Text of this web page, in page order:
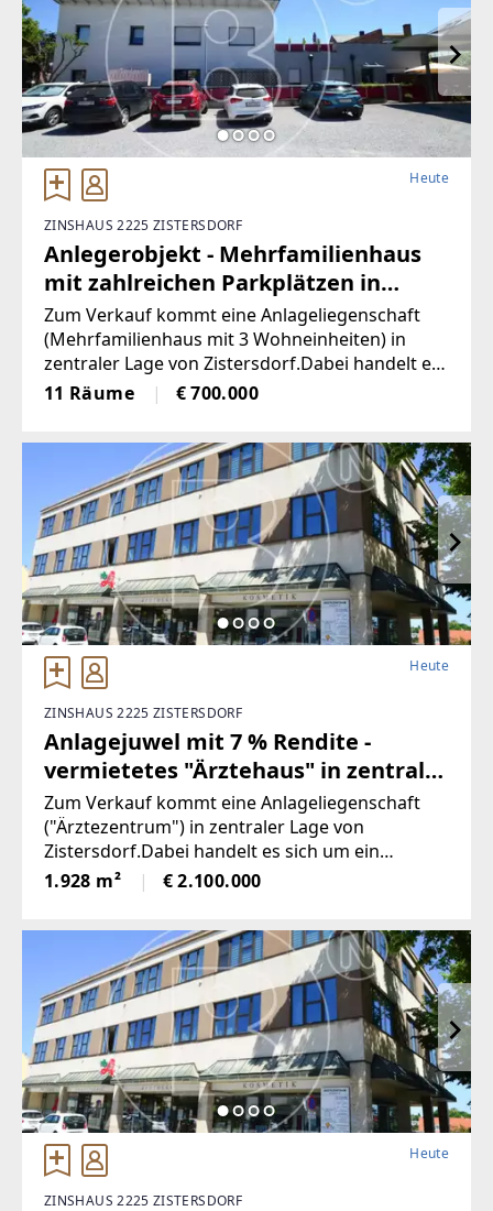
Heute
ZINSHAUS 2225 ZISTERSDORF
Anlegerobjekt - Mehrfamilienhaus
mit zahlreichen Parkplätzen in
Bestlage!
Zum Verkauf kommt eine Anlageliegenschaft
(Mehrfamilienhaus mit 3 Wohneinheiten) in
zentraler Lage von Zistersdorf.Dabei handelt es
sich um ein Grundstück mit ca. 893 m²,
11 Räume € 700.000
Heute
ZINSHAUS 2225 ZISTERSDORF
Anlagejuwel mit 7 % Rendite -
vermietetes "Ärztehaus" in zentraler
Lage von Zistersdorf!
Zum Verkauf kommt eine Anlageliegenschaft
("Ärztezentrum") in zentraler Lage von
Zistersdorf.Dabei handelt es sich um ein
Grundstück mit ca. 886 m² auf welchem zwei
1.928 m² € 2.100.000
Heute
ZINSHAUS 2225 ZISTERSDORF